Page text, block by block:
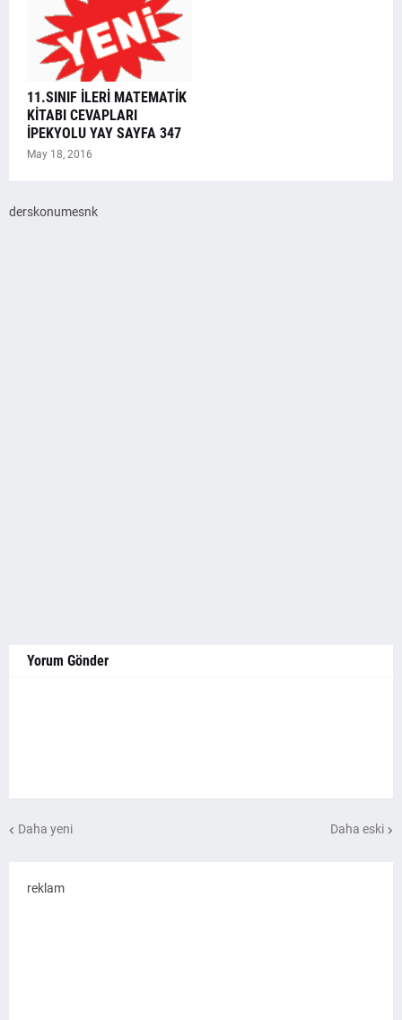
11.SINIF İLERİ MATEMATİK
KİTABI CEVAPLARI
İPEKYOLU YAY SAYFA 347
May 18, 2016
derskonumesnk
Yorum Gönder
Daha yeni Daha eski
reklam